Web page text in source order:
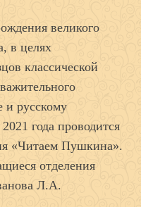
великого
в целях
классической
и русскому
года проводится
«Читаем Пушкина».
отделения
Л.А.